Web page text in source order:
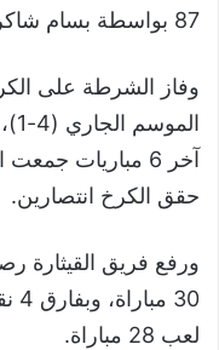
87 بواسطة بسام شاكر.
وفاز الشرطة على
آخر 6 مباريات
حقق الكرخ انتصارين.
لعب 28 مباراة.